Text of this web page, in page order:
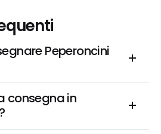
Peperoncini
consegna in